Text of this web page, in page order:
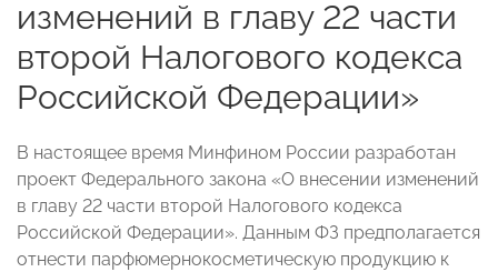
изменений в главу 22 части
второй Налогового кодекса
Российской Федерации»
В настоящее время Минфином России разработан
проект Федерального закона «О внесении изменений
в главу 22 части второй Налогового кодекса
Российской Федерации». Данным ФЗ предполагается
отнести парфюмерно­косметическую продукцию к